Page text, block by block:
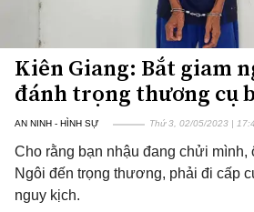
Kiên Giang: Bắt giam
đánh trọng thương cụ
AN NINH - HÌNH SỰ Thứ 3, 02/05/2023 |
Cho rằng bạn nhậu đang chửi
Ngôi đến trọng thương, phải đi cấp
nguy kịch.